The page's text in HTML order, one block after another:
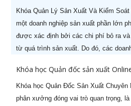
Khóa Quản Lý Sản Xuất Và Kiểm
một doanh nghiệp sản xuất phần lớn
được xác định bởi các chi phí bỏ ra
từ quá trình sản xuất. Do đó, các
Khóa học Quản đốc sản xuất
Khóa học Quản Đốc Sản Xuất Chuyên
phân xưởng đóng vai trò quan trọng,